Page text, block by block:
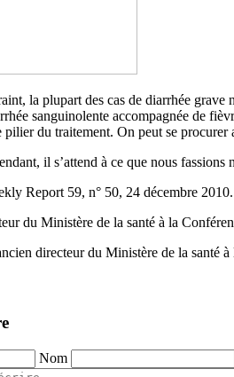
la plupart des cas de diarrhée grave
sanguinolente accompagnée de
du traitement. On peut se procurer
il s’attend à ce que nous fassions
Report 59, n° 50, 24 décembre 2010.
du Ministère de la santé à la
directeur du Ministère de la santé à
Nom